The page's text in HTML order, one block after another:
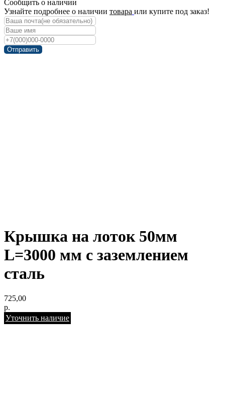
Сообщить о наличии
Узнайте подробнее о наличии товара или купите под заказ!
Отправить
Крышка на лоток 50мм
L=3000 мм с заземлением
сталь
725,00
р.
Уточнить наличие